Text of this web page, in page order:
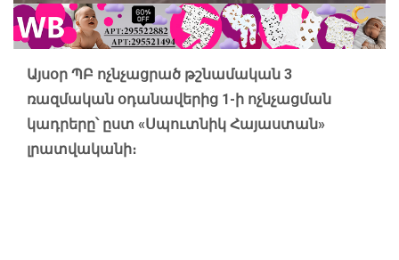
Այսօր ՊԲ ոչնչացրած թշնամական 3
ռազմական օդանավերից 1-ի ոչնչացման
կադրերը՝ ըստ «Սպուտնիկ Հայաստան»
լրատվականի։